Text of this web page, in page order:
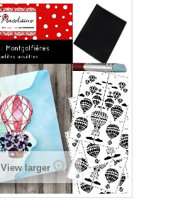
View larger